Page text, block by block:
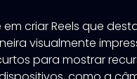
em criar Reels que
visualmente
para mostrar